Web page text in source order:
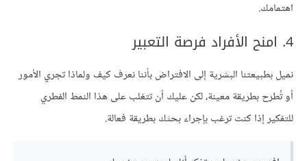
اهتمامك.
4. امنح الأفراد فرصة التعبير
نميل بطبيعتنا البشرية إلى الافتراض بأننا نعرف كيف ولماذا تجري الأمور
أو تُطرح بطريقة معينة، لكن عليك أن تتغلب على هذا النمط الفطري
للتفكير إذا كنت ترغب بإجراء بحثك بطريقة فعالة.